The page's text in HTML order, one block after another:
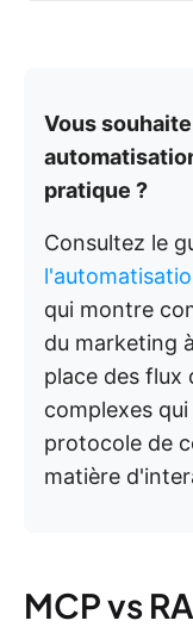
Vous
pratique ?
Consultez le
qui montre
du marketing
place des flux
complexes
protocole de
matière
MCP vs